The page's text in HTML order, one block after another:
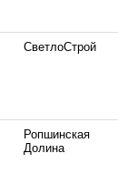
СветлоСтрой
Ропшинская
Долина